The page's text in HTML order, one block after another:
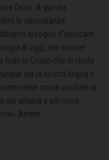
Gesù. A questa
le circostanze
bisogno d’invocare
di oggi, per essere
fede in Cristo che ci rende
sia la nostra lingua e
dare come cristiani al
più umana e più ricca:
Amen!